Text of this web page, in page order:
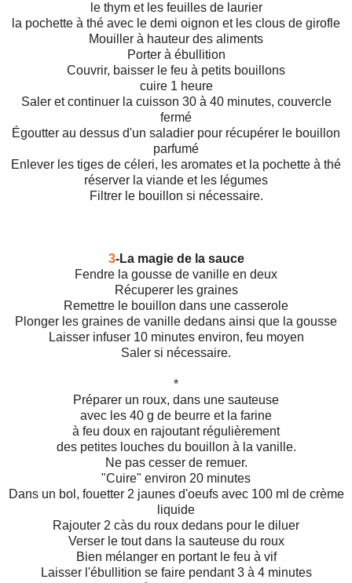
le thym et les feuilles de laurier
la pochette à thé avec le demi oignon et les clous de girofle
Mouiller à hauteur des aliments
Porter à ébullition
Couvrir, baisser le feu à petits bouillons
cuire 1 heure
Saler et continuer la cuisson 30 à 40 minutes, couvercle
fermé
Égoutter au dessus d'un saladier pour récupérer le bouillon
parfumé
Enlever les tiges de céleri, les aromates et la pochette à thé
réserver la viande et les légumes
Filtrer le bouillon si nécessaire.
3-La magie de la sauce
Fendre la gousse de vanille en deux
Récuperer les graines
Remettre le bouillon dans une casserole
Plonger les graines de vanille dedans ainsi que la gousse
Laisser infuser 10 minutes environ, feu moyen
Saler si nécessaire.
*
Préparer un roux, dans une sauteuse
avec les 40 g de beurre et la farine
à feu doux en rajoutant régulièrement
des petites louches du bouillon à la vanille.
Ne pas cesser de remuer.
"Cuire" environ 20 minutes
Dans un bol, fouetter 2 jaunes d'oeufs avec 100 ml de crème
liquide
Rajouter 2 càs du roux dedans pour le diluer
Verser le tout dans la sauteuse du roux
Bien mélanger en portant le feu à vif
Laisser l'ébullition se faire pendant 3 à 4 minutes